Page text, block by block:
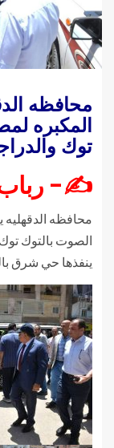
محافظه
المكبره
توك
✍- رباب
محافظه الدقهليه
الصوت بالتوك توك
ينفذها حي شرق